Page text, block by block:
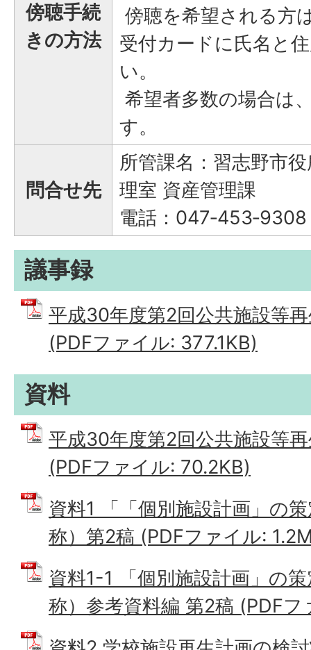
傍聴手続
きの方法
傍聴を希望される方
受付カードに氏名と
い。
希望者多数の場合は
す。
問合せ先
所管課名：習志野市
理室 資産管理課
電話：047‐453‐9308
議事録
平成30年度第2回公共施設等
(PDFファイル: 377.1KB)
資料
平成30年度第2回公共施設等
(PDFファイル: 70.2KB)
資料1 「「個別施設計画」の
称）第2稿 (PDFファイル:
資料1-1 「個別施設計画」の
称）参考資料編 第2稿 (PDF